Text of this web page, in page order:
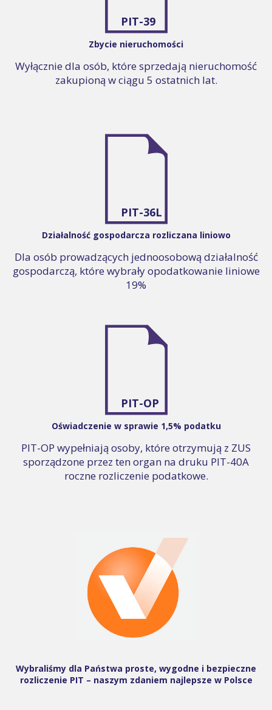
PIT-39
Zbycie nieruchomości
Wyłącznie dla osób, które sprzedają nieruchomość
zakupioną w ciągu 5 ostatnich lat.
PIT-36L
Działalność gospodarcza rozliczana liniowo
Dla osób prowadzących jednoosobową działalność
gospodarczą, które wybrały opodatkowanie liniowe
19%
PIT-OP
Oświadczenie w sprawie 1,5% podatku
PIT-OP wypełniają osoby, które otrzymują z ZUS
sporządzone przez ten organ na druku PIT-40A
roczne rozliczenie podatkowe.
Wybraliśmy dla Państwa proste, wygodne i bezpieczne
rozliczenie PIT – naszym zdaniem najlepsze w Polsce